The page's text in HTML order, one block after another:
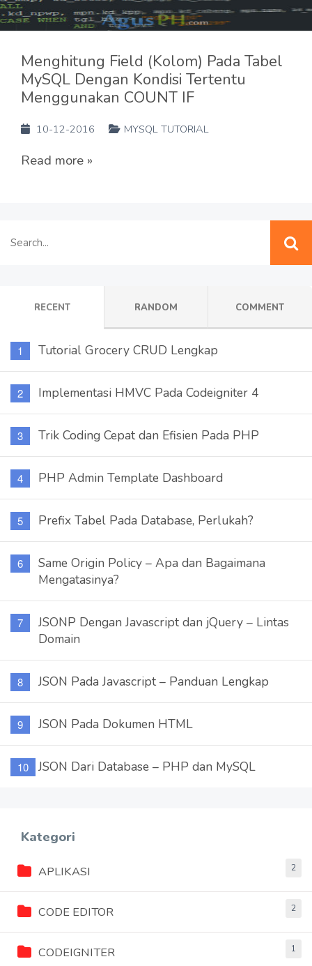
Menghitung Field (Kolom) Pada Tabel
MySQL Dengan Kondisi Tertentu
Menggunakan COUNT IF
10-12-2016 MYSQL TUTORIAL
Read more »
RECENT RANDOM COMMENT
Tutorial Grocery CRUD Lengkap
Implementasi HMVC Pada Codeigniter 4
Trik Coding Cepat dan Efisien Pada PHP
PHP Admin Template Dashboard
Prefix Tabel Pada Database, Perlukah?
Same Origin Policy – Apa dan Bagaimana
Mengatasinya?
JSONP Dengan Javascript dan jQuery – Lintas
Domain
JSON Pada Javascript – Panduan Lengkap
JSON Pada Dokumen HTML
JSON Dari Database – PHP dan MySQL
Kategori
APLIKASI 2
CODE EDITOR 2
CODEIGNITER 1